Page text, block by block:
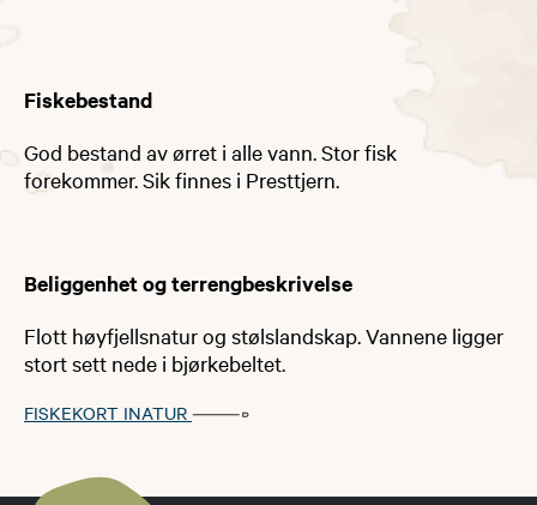
Fiskebestand
God bestand av ørret i alle vann. Stor fisk
forekommer. Sik finnes i Presttjern.
Beliggenhet og terrengbeskrivelse
Flott høyfjellsnatur og stølslandskap. Vannene ligger
stort sett nede i bjørkebeltet.
FISKEKORT INATUR